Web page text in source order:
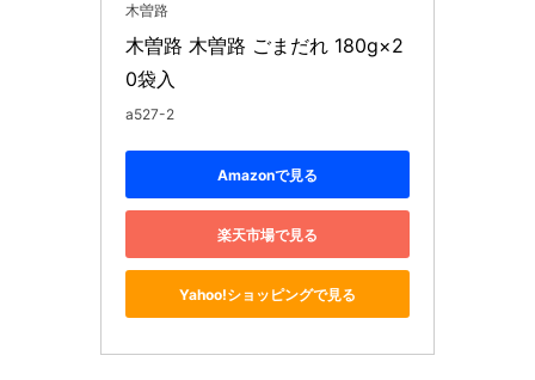
木曽路
木曽路 木曽路 ごまだれ 180g×2
0袋入
a527-2
Amazonで見る
楽天市場で見る
Yahoo!ショッピングで見る